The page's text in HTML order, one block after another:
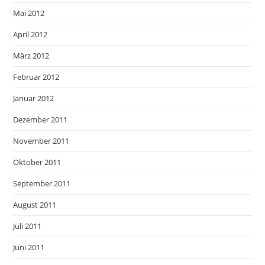
Mai 2012
April 2012
März 2012
Februar 2012
Januar 2012
Dezember 2011
November 2011
Oktober 2011
September 2011
August 2011
Juli 2011
Juni 2011